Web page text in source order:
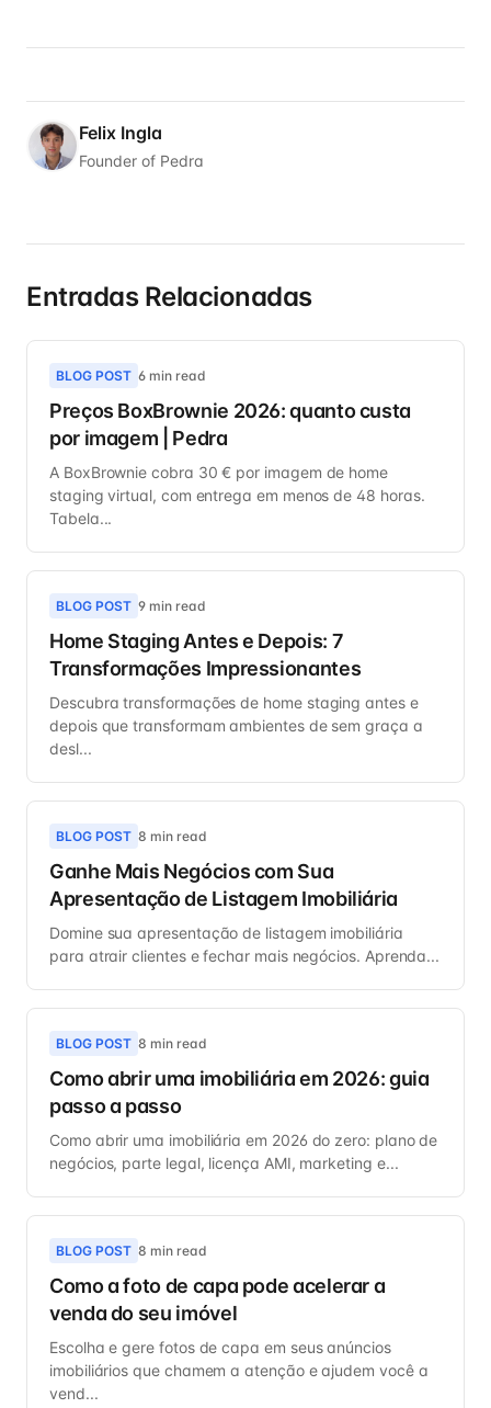
Felix Ingla
Founder of Pedra
Entradas Relacionadas
BLOG POST 6 min read
Preços BoxBrownie 2026: quanto custa
por imagem | Pedra
A BoxBrownie cobra 30 € por imagem de home
staging virtual, com entrega em menos de 48 horas.
Tabela...
BLOG POST 9 min read
Home Staging Antes e Depois: 7
Transformações Impressionantes
Descubra transformações de home staging antes e
depois que transformam ambientes de sem graça a
desl...
BLOG POST 8 min read
Ganhe Mais Negócios com Sua
Apresentação de Listagem Imobiliária
Domine sua apresentação de listagem imobiliária
para atrair clientes e fechar mais negócios. Aprenda...
BLOG POST 8 min read
Como abrir uma imobiliária em 2026: guia
passo a passo
Como abrir uma imobiliária em 2026 do zero: plano de
negócios, parte legal, licença AMI, marketing e...
BLOG POST 8 min read
Como a foto de capa pode acelerar a
venda do seu imóvel
Escolha e gere fotos de capa em seus anúncios
imobiliários que chamem a atenção e ajudem você a
vend...